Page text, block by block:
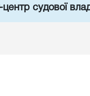
судової